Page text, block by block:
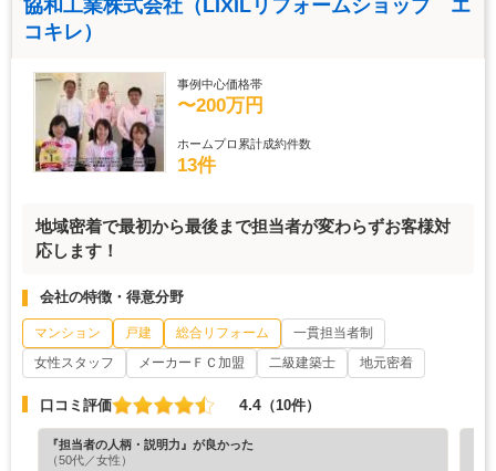
協和工業株式会社（LIXILリフォームショップ エ
コキレ）
事例中心価格帯
〜200万円
ホームプロ累計成約件数
13件
地域密着で最初から最後まで担当者が変わらずお客様対
応します！
会社の特徴・得意分野
マンション 戸建 総合リフォーム
一貫担当者制
女性スタッフ
メーカーＦＣ加盟 二級建築士 地元密着
口コミ評価 4.4 （10件）
『担当者の人柄・説明力』が良かった
（50代／女性）